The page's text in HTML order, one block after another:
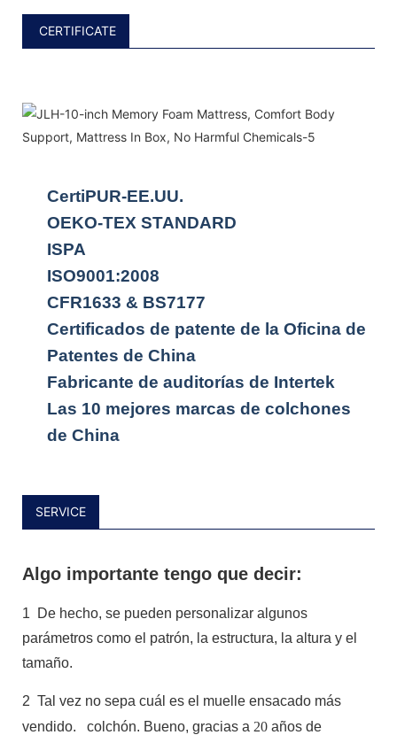
CERTIFICATE
CertiPUR-EE.UU.
OEKO-TEX STANDARD
ISPA
ISO9001:2008
CFR1633 & BS7177
Certificados de patente de la Oficina de
Patentes de China
Fabricante de auditorías de Intertek
Las 10 mejores marcas de colchones
de China
SERVICE
Algo importante tengo que decir:
1
De hecho, se pueden personalizar algunos
parámetros como el patrón, la estructura, la altura y el
tamaño.
2 Tal vez no sepa cuál es el muelle ensacado más
vendido.
colchón. Bueno, gracias a 20 años de